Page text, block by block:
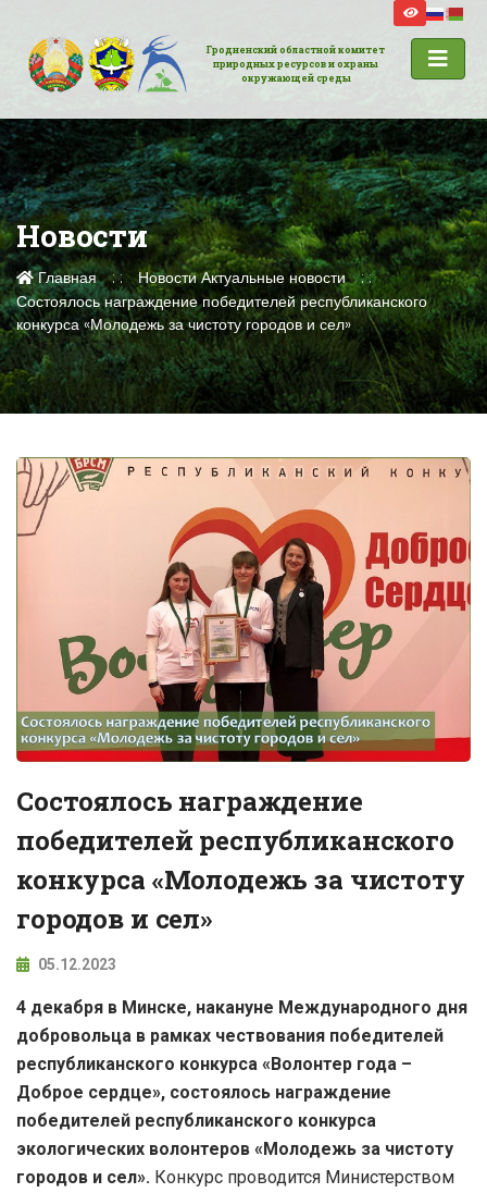
Гродненский областной комитет
природных ресурсов и охраны
окружающей среды
Новости
Главная Новости Актуальные новости
Состоялось награждение победителей республиканского
конкурса «Молодежь за чистоту городов и сел»
Состоялось награждение
победителей республиканского
конкурса «Молодежь за чистоту
городов и сел»
05.12.2023
4 декабря в Минске, накануне Международного дня
добровольца в рамках чествования победителей
республиканского конкурса «Волонтер года –
Доброе сердце», состоялось награждение
победителей республиканского конкурса
экологических волонтеров «Молодежь за чистоту
городов и сел». Конкурс проводится Министерством